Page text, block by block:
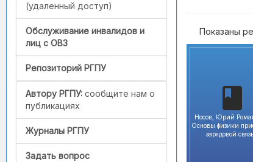
(удаленный доступ)
Обслуживание инвалидов и
лиц с ОВЗ
Репозиторий РГПУ
Автору РГПУ: сообщите нам о
публикациях
Журналы РГПУ
Задать вопрос
Показаны
Носов, Юрий
Основы физики
зарядовой